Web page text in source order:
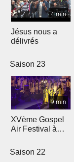
4 min
Jésus nous a
délivrés
Saison 23
9 min
XVème Gospel
Air Festival à
Saison 22